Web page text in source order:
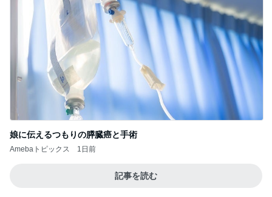
娘に伝えるつもりの膵臓癌と手術
Amebaトピックス 1日前
記事を読む